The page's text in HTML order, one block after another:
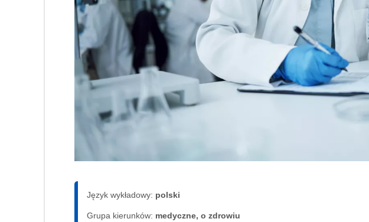
Język wykładowy: polski
Grupa kierunków: medyczne, o zdrowiu